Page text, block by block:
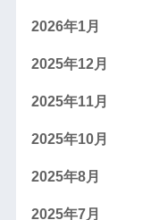
2026年1月
2025年12月
2025年11月
2025年10月
2025年8月
2025年7月